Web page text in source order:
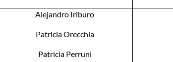
Alejandro Iriburo
Patricia Orecchia
Patricia Perruni